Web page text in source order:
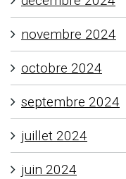
novembre 2024
octobre 2024
septembre 2024
juillet 2024
juin 2024